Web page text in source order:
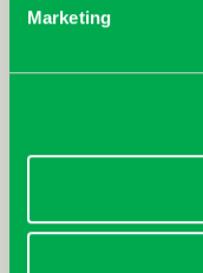
Marketing